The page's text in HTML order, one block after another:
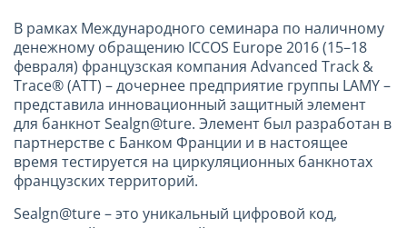
В рамках Международного семинара по наличному
денежному обращению ICCOS Europe 2016 (15–18
февраля) французская компания Advanced Track &
Trace® (ATT) – дочернее предприятие группы LAMY –
представила инновационный защитный элемент
для банкнот Sealgn@ture. Элемент был разработан в
партнерстве с Банком Франции и в настоящее
время тестируется на циркуляционных банкнотах
французских территорий.
Sealgn@ture – это уникальный цифровой код,